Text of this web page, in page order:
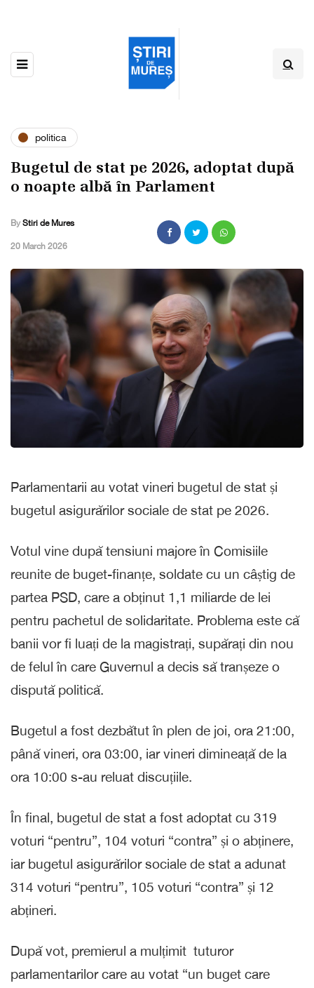
politica
Bugetul de stat pe 2026, adoptat după
o noapte albă în Parlament
By Stiri de Mures
,20 March 2026
Parlamentarii au votat vineri bugetul de stat și
bugetul asigurărilor sociale de stat pe 2026.
Votul vine după tensiuni majore în Comisiile
reunite de buget-finanțe, soldate cu un câștig de
partea PSD, care a obținut 1,1 miliarde de lei
pentru pachetul de solidaritate. Problema este că
banii vor fi luați de la magistrați, supărați din nou
de felul în care Guvernul a decis să tranșeze o
dispută politică.
Bugetul a fost dezbătut în plen de joi, ora 21:00,
până vineri, ora 03:00, iar vineri dimineață de la
ora 10:00 s-au reluat discuțiile.
În final, bugetul de stat a fost adoptat cu 319
voturi “pentru”, 104 voturi “contra” și o abținere,
iar bugetul asigurărilor sociale de stat a adunat
314 voturi “pentru”, 105 voturi “contra” și 12
abțineri.
După vot, premierul a mulțimit tuturor
parlamentarilor care au votat “un buget care